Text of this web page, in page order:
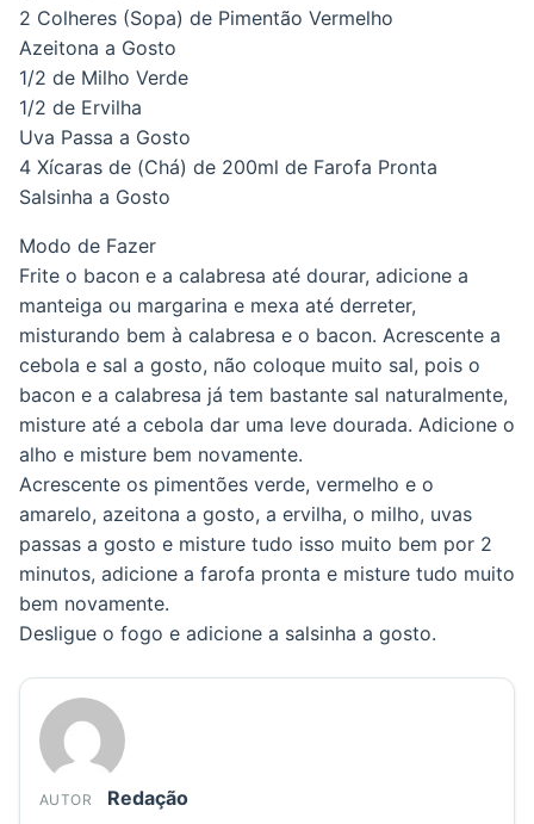
2 Colheres (Sopa) de Pimentão Vermelho
Azeitona a Gosto
1/2 de Milho Verde
1/2 de Ervilha
Uva Passa a Gosto
4 Xícaras de (Chá) de 200ml de Farofa Pronta
Salsinha a Gosto
Modo de Fazer
Frite o bacon e a calabresa até dourar, adicione a
manteiga ou margarina e mexa até derreter,
misturando bem à calabresa e o bacon. Acrescente a
cebola e sal a gosto, não coloque muito sal, pois o
bacon e a calabresa já tem bastante sal naturalmente,
misture até a cebola dar uma leve dourada. Adicione o
alho e misture bem novamente.
Acrescente os pimentões verde, vermelho e o
amarelo, azeitona a gosto, a ervilha, o milho, uvas
passas a gosto e misture tudo isso muito bem por 2
minutos, adicione a farofa pronta e misture tudo muito
bem novamente.
Desligue o fogo e adicione a salsinha a gosto.
AUTOR
Redação